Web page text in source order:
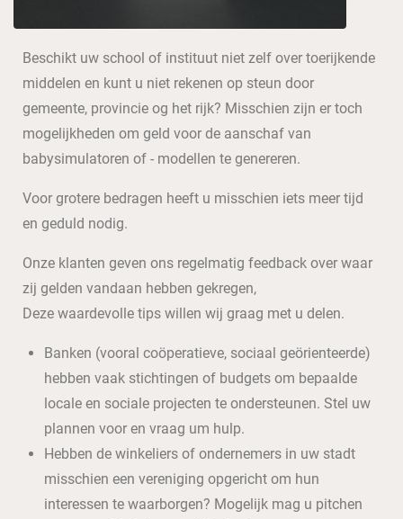
Beschikt uw school of instituut niet zelf over toerijkende
middelen en kunt u niet rekenen op steun door
gemeente, provincie og het rijk? Misschien zijn er toch
mogelijkheden om geld voor de aanschaf van
babysimulatoren of - modellen te genereren.
Voor grotere bedragen heeft u misschien iets meer tijd
en geduld nodig.
Onze klanten geven ons regelmatig feedback over waar
zij gelden vandaan hebben gekregen,
Deze waardevolle tips willen wij graag met u delen.
Banken (vooral coöperatieve, sociaal geörienteerde)
hebben vaak stichtingen of budgets om bepaalde
locale en sociale projecten te ondersteunen. Stel uw
plannen voor en vraag um hulp.
Hebben de winkeliers of ondernemers in uw stadt
misschien een vereniging opgericht om hun
interessen te waarborgen? Mogelijk mag u pitchen